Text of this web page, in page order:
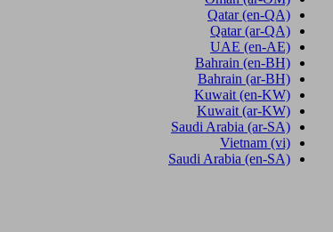
Qatar (en-QA)
Qatar (ar-QA)
UAE (en-AE)
Bahrain (en-BH)
Bahrain (ar-BH)
Kuwait (en-KW)
Kuwait (ar-KW)
Saudi Arabia (ar-SA)
Vietnam (vi)
Saudi Arabia (en-SA)